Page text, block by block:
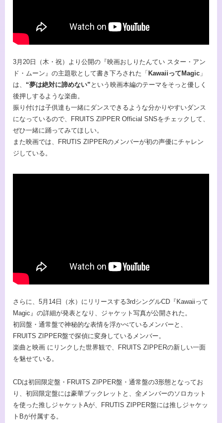
3月20日（木・祝）より公開の『映画おしりたんてい スター・アン
ド・ムーン』の主題歌として書き下ろされた「 KawaiiってMagic 」
は、 “夢は絶対に諦めない” という映画本編のテーマをそっと優しく
後押しするような楽曲。
振り付けは子供達も一緒にダンスできるような分かりやすいダンス
になっているので、FRUITS ZIPPER Official SNSをチェックして、
ぜひ一緒に踊ってみてほしい。
また映画では、FRUTIS ZIPPERのメンバーが初の声優にチャレン
ジしている。
さらに、5月14日（水）にリリースする3rdシングルCD『Kawaiiって
Magic』の詳細が発表となり、ジャケット写真が公開された。
初回盤・通常盤で神秘的な表情を浮かべているメンバーと、
FRUITS ZIPPER盤で探偵に変身しているメンバー。
楽曲と映画 にリンクした世界観で、FRUITS ZIPPERの新しい一面
を魅せている。
CDは初回限定盤・FRUITS ZIPPER盤・通常盤の3形態となってお
り、初回限定盤には豪華ブックレットと、全メンバーのソロカット
を使った推しジャケットAが、FRUTIS ZIPPER盤には推しジャケッ
トBが付属する。